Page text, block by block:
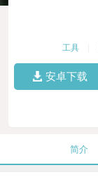
工具
安卓下载
简介